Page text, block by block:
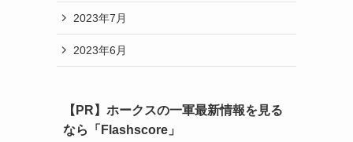
2023年7月
2023年6月
【PR】ホークスの一軍最新情報を見る
なら「Flashscore」